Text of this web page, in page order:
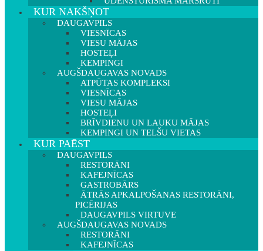
KUR NAKŠŅOT
DAUGAVPILS
VIESNĪCAS
VIESU MĀJAS
HOSTEĻI
KEMPINGI
AUGŠDAUGAVAS NOVADS
ATPŪTAS KOMPLEKSI
VIESNĪCAS
VIESU MĀJAS
HOSTEĻI
BRĪVDIENU UN LAUKU MĀJAS
KEMPINGI UN TELŠU VIETAS
KUR PAĒST
DAUGAVPILS
RESTORĀNI
KAFEJNĪCAS
GASTROBĀRS
ĀTRĀS APKALPOŠANAS RESTORĀNI,
PICĒRIJAS
DAUGAVPILS VIRTUVE
AUGŠDAUGAVAS NOVADS
RESTORĀNI
KAFEJNĪCAS